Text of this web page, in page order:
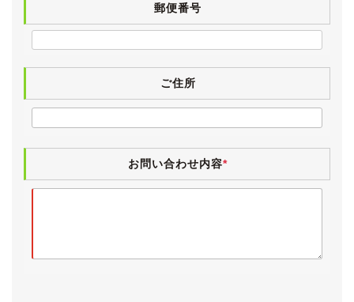
タイヤは2023年製のブリヂストン・LUFT RVⅡ、残り
溝はまだ十分にございます。
小傷や薄汚れなど若干の使用感こそございますが、外装
室内にヤニ汚れやタバコ臭、ペット臭は無く、清潔感の
あるインテリアです。
(禁煙車として仕入れています。)
気持ちよくお乗りいただけるよう、入庫時に業務用除菌
スチームを施工しています。
郵便番号
ご住所
お問い合わせ内容*